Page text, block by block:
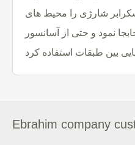
شارژی را محیط های
نمود و حتی از آسانسور
Ebrahim company